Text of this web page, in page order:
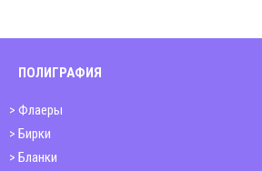
ПОЛИГРАФИЯ
Флаеры
Бирки
Бланки